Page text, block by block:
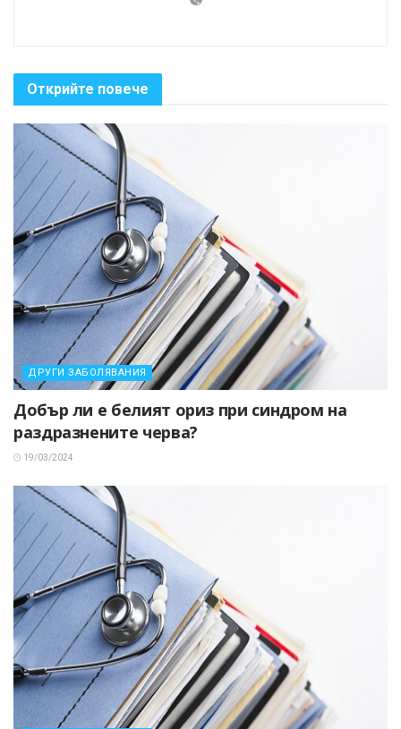
Открийте повече
ДРУГИ ЗАБОЛЯВАНИЯ
Добър ли е белият ориз при синдром на
раздразнените черва?
19/03/2024